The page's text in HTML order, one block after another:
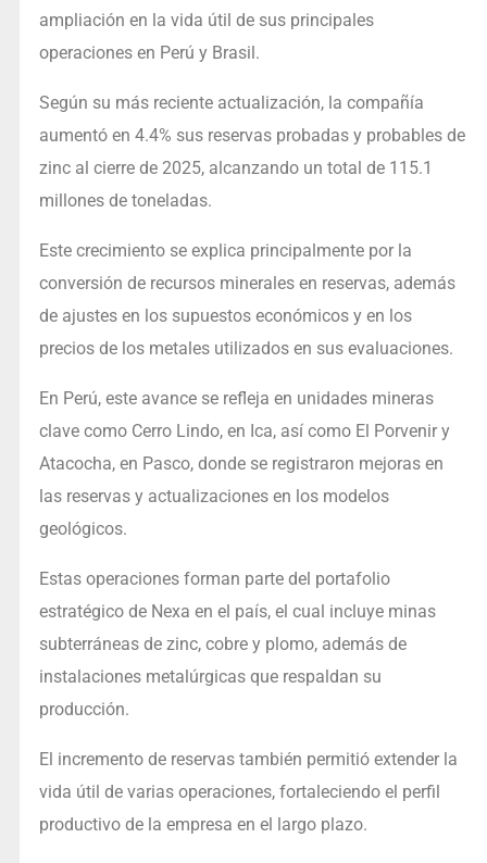
ampliación en la vida útil de sus principales
operaciones en Perú y Brasil.
Según su más reciente actualización, la compañía
aumentó en 4.4% sus reservas probadas y probables de
zinc al cierre de 2025, alcanzando un total de 115.1
millones de toneladas.
Este crecimiento se explica principalmente por la
conversión de recursos minerales en reservas, además
de ajustes en los supuestos económicos y en los
precios de los metales utilizados en sus evaluaciones.
En Perú, este avance se refleja en unidades mineras
clave como Cerro Lindo, en Ica, así como El Porvenir y
Atacocha, en Pasco, donde se registraron mejoras en
las reservas y actualizaciones en los modelos
geológicos.
Estas operaciones forman parte del portafolio
estratégico de Nexa en el país, el cual incluye minas
subterráneas de zinc, cobre y plomo, además de
instalaciones metalúrgicas que respaldan su
producción.
El incremento de reservas también permitió extender la
vida útil de varias operaciones, fortaleciendo el perfil
productivo de la empresa en el largo plazo.